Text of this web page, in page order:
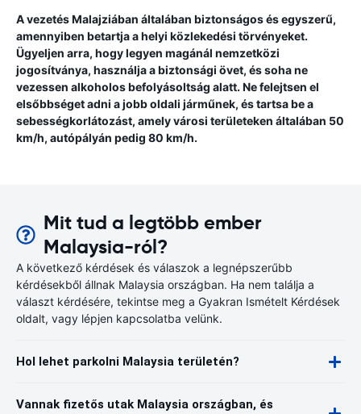
A vezetés Malajziában általában biztonságos és egyszerű,
amennyiben betartja a helyi közlekedési törvényeket.
Ügyeljen arra, hogy legyen magánál nemzetközi
jogosítványa, használja a biztonsági övet, és soha ne
vezessen alkoholos befolyásoltság alatt. Ne felejtsen el
elsőbbséget adni a jobb oldali járműnek, és tartsa be a
sebességkorlátozást, amely városi területeken általában 50
km/h, autópályán pedig 80 km/h.
Mit tud a legtöbb ember
Malaysia-ról?
A következő kérdések és válaszok a legnépszerűbb
kérdésekből állnak Malaysia országban. Ha nem találja a
választ kérdésére, tekintse meg a Gyakran Ismételt Kérdések
oldalt, vagy lépjen kapcsolatba velünk.
Hol lehet parkolni Malaysia területén?
Vannak fizetős utak Malaysia országban, és